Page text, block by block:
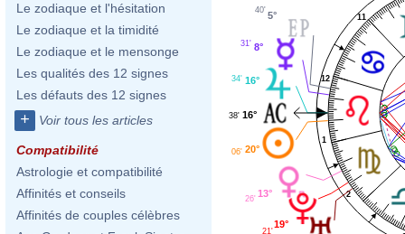
Le zodiaque et l'hésitation
Le zodiaque et la timidité
Le zodiaque et le mensonge
Les qualités des 12 signes
Les défauts des 12 signes
+ Voir tous les articles
Compatibilité
Astrologie et compatibilité
Affinités et conseils
Affinités de couples célèbres
1
2
11
12
5°
40'
8°
31'
16°
34'
16°
38'
20°
06'
13°
26'
19°
21'